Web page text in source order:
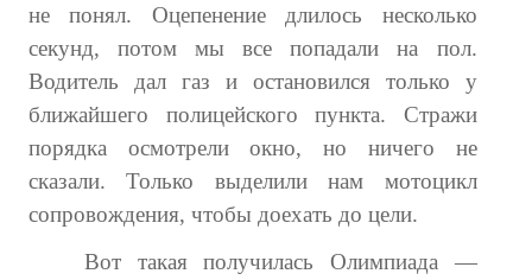
не понял. Оцепенение длилось несколько
секунд, потом мы все попадали на пол.
Водитель дал газ и остановился только у
ближайшего полицейского пункта. Стражи
порядка осмотрели окно, но ничего не
сказали. Только выделили нам мотоцикл
сопровождения, чтобы доехать до цели.
Вот такая получилась Олимпиада —